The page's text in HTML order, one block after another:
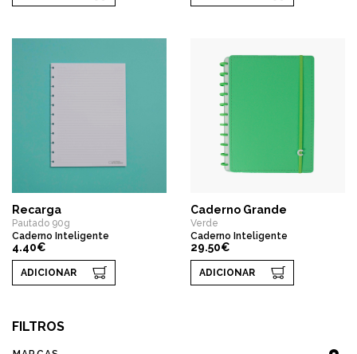
Recarga
Pautado 90g
Caderno Inteligente
4.40€
ADICIONAR
Caderno Grande
Verde
Caderno Inteligente
29.50€
ADICIONAR
FILTROS